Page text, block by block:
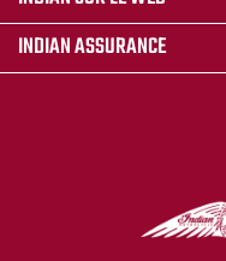
INDIAN ASSURANCE